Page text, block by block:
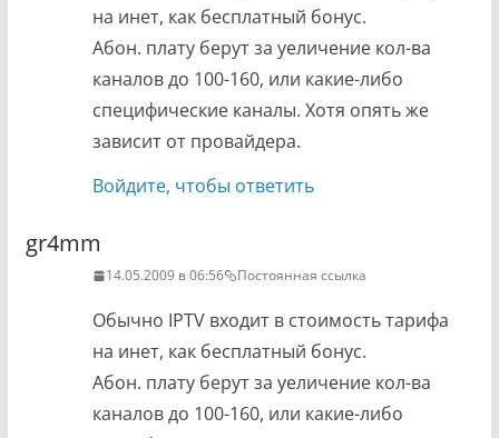
на инет, как бесплатный бонус.
Абон. плату берут за уеличение кол-ва
каналов до 100-160, или какие-либо
специфические каналы. Хотя опять же
зависит от провайдера.
Войдите, чтобы ответить
gr4mm
14.05.2009 в 06:56 Постоянная ссылка
Обычно IPTV входит в стоимость тарифа
на инет, как бесплатный бонус.
Абон. плату берут за уеличение кол-ва
каналов до 100-160, или какие-либо